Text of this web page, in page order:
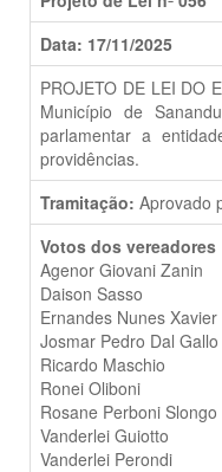
Data: 17/11/2025
PROJETO DE LEI DO
Município de
parlamentar a
providências.
Tramitação: Aprovado
Votos dos vereadores
Agenor Giovani Zanin
Daison Sasso
Ernandes Nunes Xavier
Josmar Pedro Dal Gallo
Ricardo Maschio
Ronei Oliboni
Rosane Perboni Slongo
Vanderlei Guiotto
Vanderlei Perondi